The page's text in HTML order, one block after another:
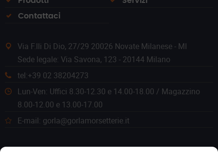
Contattaci
Via F.lli Di Dio, 27/29 20026 Novate Milanese - MI
Sede legale: Via Savona, 123 - 20144 Milano
tel:+39 02 38204273
Lun-Ven: Uffici 8.30-12.30 e 14.00-18.00 / Magazzino
8.00-12.00 e 13.00-17.00
E-mail: gorla@gorlamorsetterie.it